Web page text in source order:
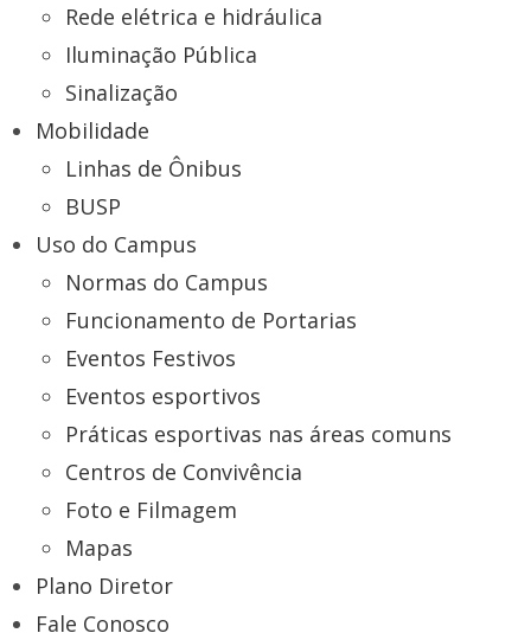
Rede elétrica e hidráulica
Iluminação Pública
Sinalização
Mobilidade
Linhas de Ônibus
BUSP
Uso do Campus
Normas do Campus
Funcionamento de Portarias
Eventos Festivos
Eventos esportivos
Práticas esportivas nas áreas comuns
Centros de Convivência
Foto e Filmagem
Mapas
Plano Diretor
Fale Conosco